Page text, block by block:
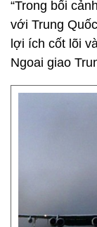
“Trong bối
với Trung
lợi ích cốt lõi
Ngoai giao